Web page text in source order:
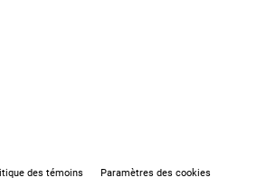
des témoins Paramètres des cookies